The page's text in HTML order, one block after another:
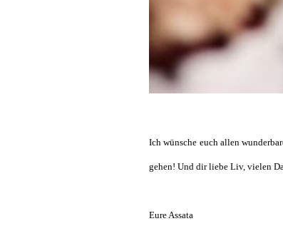
Ich wünsche euch allen
gehen! Und dir liebe Liv, vielen
Eure Assata